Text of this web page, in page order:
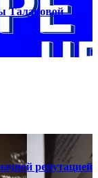
Талановой
репутацией